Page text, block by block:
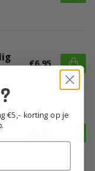
€6,95
€5,- korting op je